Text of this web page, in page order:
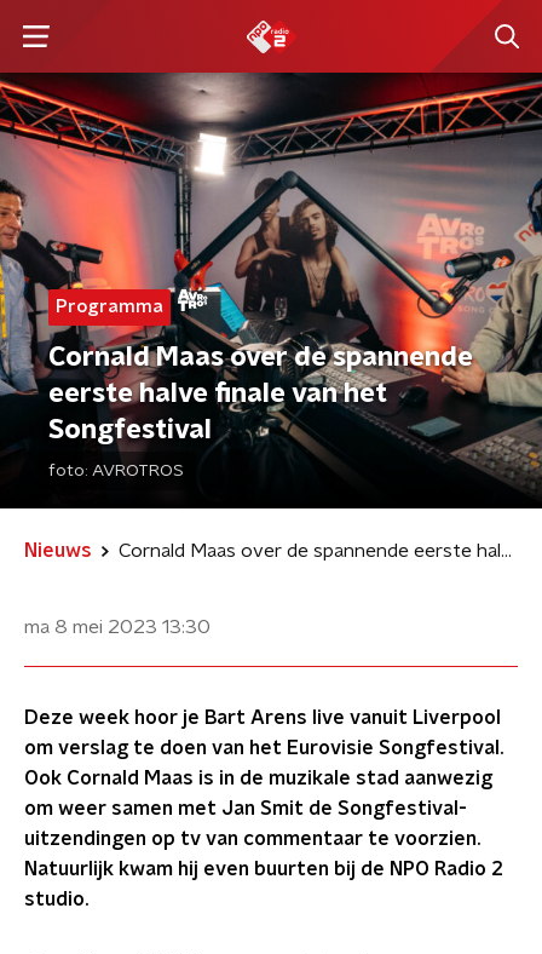
Programma
Cornald Maas over de spannende
eerste halve finale van het
Songfestival
foto: AVROTROS
Nieuws Cornald Maas over de spannende eerste halve finale van het Songfestival
ma 8 mei 2023 13:30
Deze week hoor je Bart Arens live vanuit Liverpool
om verslag te doen van het Eurovisie Songfestival.
Ook Cornald Maas is in de muzikale stad aanwezig
om weer samen met Jan Smit de Songfestival-
uitzendingen op tv van commentaar te voorzien.
Natuurlijk kwam hij even buurten bij de NPO Radio 2
studio.